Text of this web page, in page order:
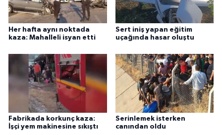
Her hafta aynı noktada
kaza: Mahalleli isyan etti
Sert iniş yapan eğitim
uçağında hasar oluştu
Fabrikada korkunç kaza:
İşçi yem makinesine sıkıştı
Serinlemek isterken
canından oldu